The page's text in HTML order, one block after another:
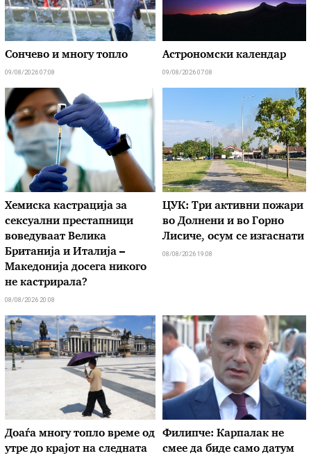
Сончево и многу топло
09/08/2026 07:08
Астрономски календар
09/08/2026 07:08
Хемиска кастрација за
сексуални престапници
воведуваат Велика
Британија и Италија –
Македонија досега никого
не кастрирала?
08/08/2026 20:08
ЦУК: Три активни пожари
во Долнени и во Горно
Лисиче, осум се изгаснати
08/08/2026 19:08
Доаѓа многу топло време од
утре до крајот на следната
Филипче: Карпалак не
смее да биде само датум